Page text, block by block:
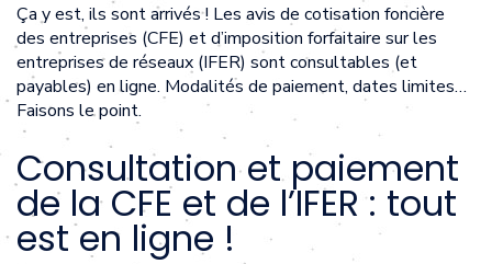
Ça y est, ils sont arrivés ! Les avis de cotisation foncière
des entreprises (CFE) et d’imposition forfaitaire sur les
entreprises de réseaux (IFER) sont consultables (et
payables) en ligne. Modalités de paiement, dates limites…
Faisons le point.
Consultation et paiement
de la CFE et de l’IFER : tout
est en ligne !